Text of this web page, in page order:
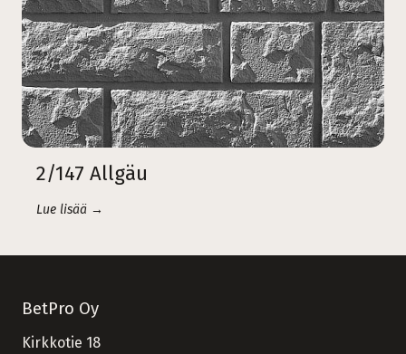
2/147 Allgäu
Lue lisää →
BetPro Oy
Kirkkotie 18